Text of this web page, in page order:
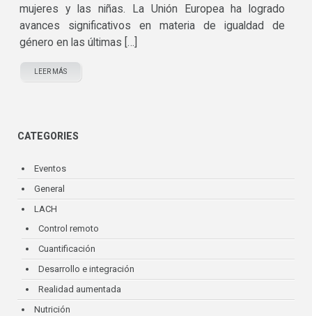
mujeres y las niñas. La Unión Europea ha logrado
avances significativos en materia de igualdad de
género en las últimas […]
LEER MÁS
CATEGORIES
Eventos
General
LACH
Control remoto
Cuantificación
Desarrollo e integración
Realidad aumentada
Nutrición